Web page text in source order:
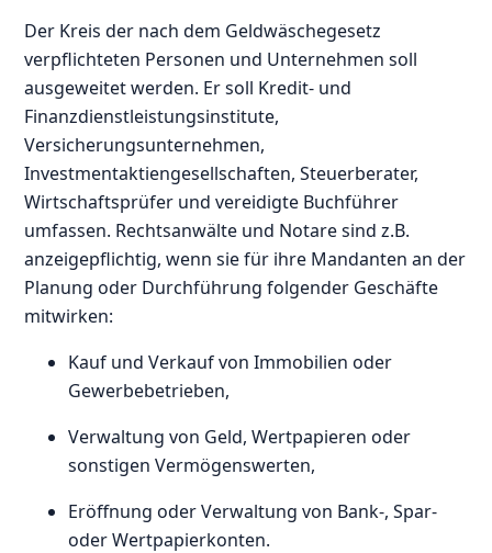
Der Kreis der nach dem Geldwäschegesetz
verpflichteten Personen und Unternehmen soll
ausgeweitet werden. Er soll Kredit- und
Finanzdienstleistungsinstitute,
Versicherungsunternehmen,
Investmentaktiengesellschaften, Steuerberater,
Wirtschaftsprüfer und vereidigte Buchführer
umfassen. Rechtsanwälte und Notare sind z.B.
anzeigepflichtig, wenn sie für ihre Mandanten an der
Planung oder Durchführung folgender Geschäfte
mitwirken:
Kauf und Verkauf von Immobilien oder
Gewerbebetrieben,
Verwaltung von Geld, Wertpapieren oder
sonstigen Vermögenswerten,
Eröffnung oder Verwaltung von Bank-, Spar-
oder Wertpapierkonten.